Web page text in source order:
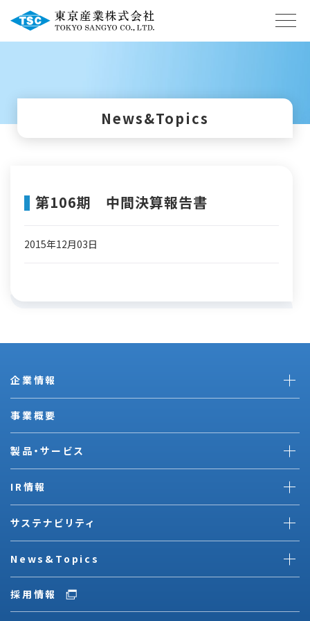
News&Topics
第106期 中間決算報告書
2015年12月03日
企業情報
事業概要
製品・サービス
IR情報
サステナビリティ
News&Topics
採用情報